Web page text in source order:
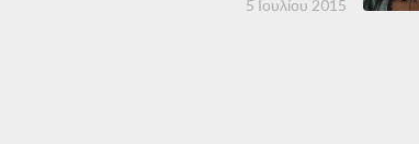
5 Ιουλίου 2015